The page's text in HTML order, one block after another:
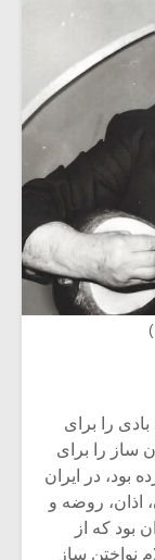
را برای
ساز را برای
بود، در ایران
اذان، روضه و
بود که از
نواختن ساز